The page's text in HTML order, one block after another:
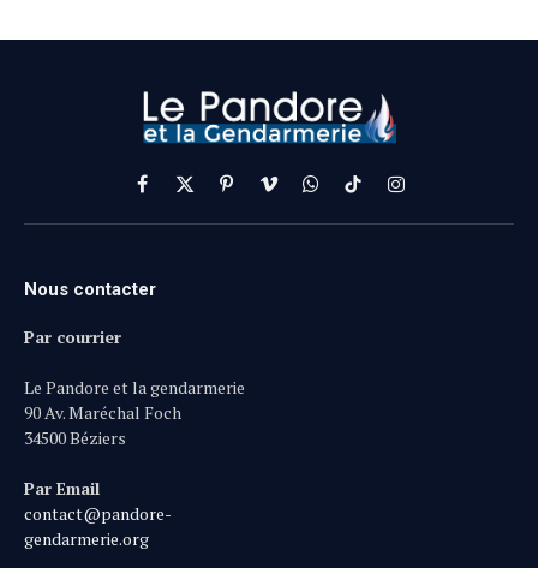
Facebook
X
(Twitter)
PinterestVimeoWhatsApp
TikTokInstagram
Nous contacter
Par courrier
Le Pandore et la gendarmerie
90 Av. Maréchal Foch
34500 Béziers
Par Email
contact@pandore-
gendarmerie.org